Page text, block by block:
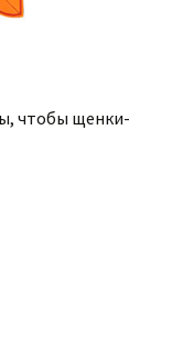
чтобы щенки-